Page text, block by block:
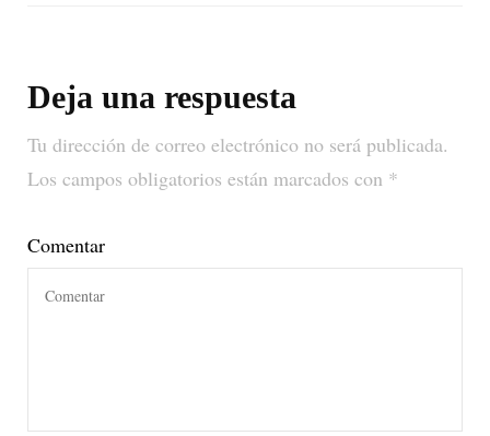
Deja una respuesta
Tu dirección de correo electrónico no será publicada.
Los campos obligatorios están marcados con *
Comentar